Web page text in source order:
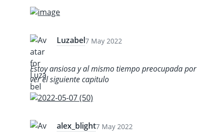
Luzabel7 May 2022
Estoy ansiosa y al mismo tiempo preocupada por
ver el siguiente capitulo
alex_blight7 May 2022